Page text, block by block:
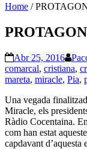
Home /
Abr 25, 2016
comarcal, cristiana,
mareta, miracle, Pia,
Una vegada
Miracle, els
Ràdio Cocentaina.
com han estat
capdavant